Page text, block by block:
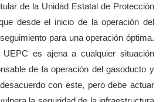
de la Unidad Estatal de Protección
desde el inicio de la operación del
para una operación óptima.
es ajena a cualquier situación
de la operación del gasoducto y
con este, pero debe actuar